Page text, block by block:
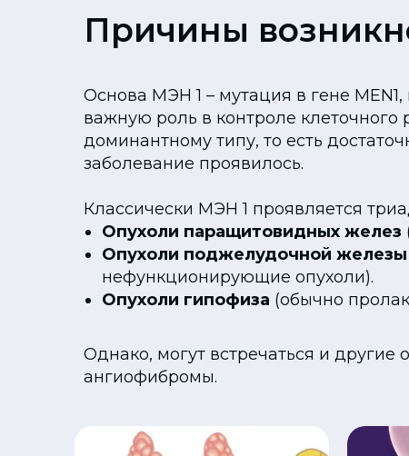
Причины
Основа МЭН 1 – мутация в гене
важную роль в контроле клеточного
доминантному типу, то есть
заболевание проявилось.
Классически МЭН 1 проявляется
Опухоли паращитовидных желез
Опухоли поджелудочной железы
нефункционирующие опухоли).
Опухоли гипофиза (обычно
Однако, могут встречаться и
ангиофибромы.